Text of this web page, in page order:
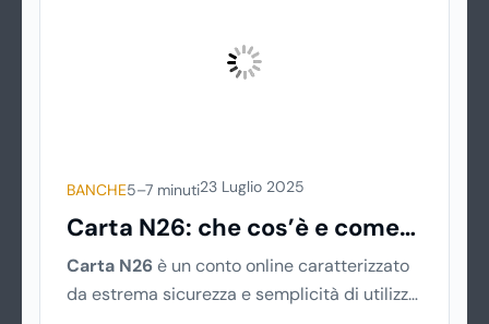
BANCHE5–7 minuti23 Luglio 2025
Carta N26: che cos’è e come
funziona
Carta N26è un conto online caratterizzato
da estrema sicurezza e semplicità di utilizzo,